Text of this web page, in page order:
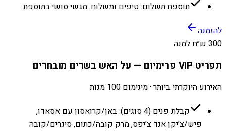
תוספת תשלום: טיפים ומשלוח. מגשי סושי בתוספת.
להזמנה
300 ש״ח למנה
תפריט VIP פרימיום — על האש בשרים מובחרים
האירוע היוקרתי ביותר · מינימום 100 מנות
קבלת פנים (4 סוגים): באן/קרואסון עם אסאדו,
פיש/צ׳יקן אנד צ׳יפס, מרק קובה/כתום, סיגרים/קובה